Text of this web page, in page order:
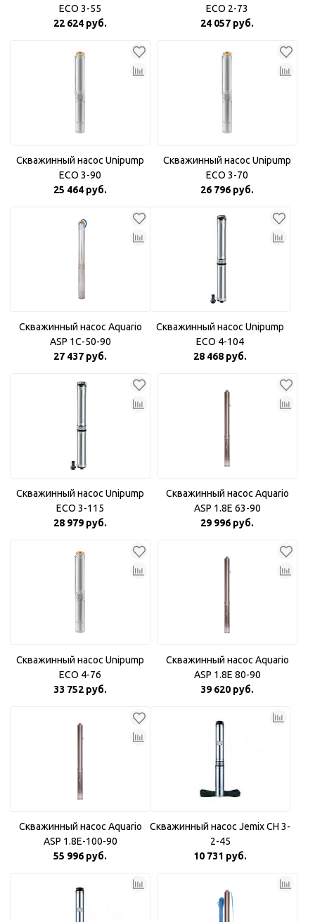
ECO 3-55
22 624 руб.
ECO 2-73
24 057 руб.
Скважинный насос Unipump
ECO 3-90
25 464 руб.
Скважинный насос Unipump
ECO 3-70
26 796 руб.
Скважинный насос Aquario
ASP 1С-50-90
27 437 руб.
Скважинный насос Unipump
ECO 4-104
28 468 руб.
Скважинный насос Unipump
ECO 3-115
28 979 руб.
Скважинный насос Aquario
ASP 1.8Е 63-90
29 996 руб.
Скважинный насос Unipump
ECO 4-76
33 752 руб.
Скважинный насос Aquario
ASP 1.8E 80-90
39 620 руб.
Скважинный насос Aquario
ASP 1.8E-100-90
55 996 руб.
Скважинный насос Jemix CH 3-
2-45
10 731 руб.